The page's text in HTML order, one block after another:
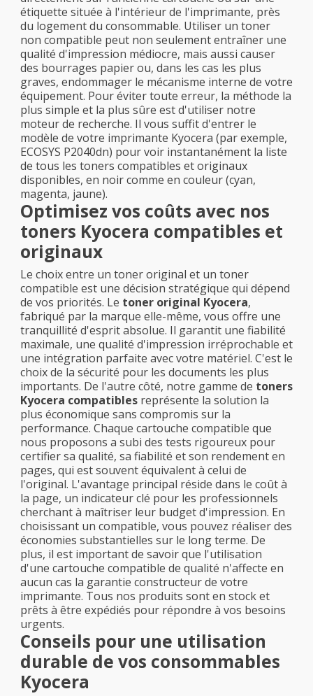
étiquette située à l'intérieur de l'imprimante, près
du logement du consommable. Utiliser un toner
non compatible peut non seulement entraîner une
qualité d'impression médiocre, mais aussi causer
des bourrages papier ou, dans les cas les plus
graves, endommager le mécanisme interne de votre
équipement. Pour éviter toute erreur, la méthode la
plus simple et la plus sûre est d'utiliser notre
moteur de recherche. Il vous suffit d'entrer le
modèle de votre imprimante Kyocera (par exemple,
ECOSYS P2040dn) pour voir instantanément la liste
de tous les toners compatibles et originaux
disponibles, en noir comme en couleur (cyan,
magenta, jaune).
Optimisez vos coûts avec nos
toners Kyocera compatibles et
originaux
Le choix entre un toner original et un toner
compatible est une décision stratégique qui dépend
de vos priorités. Le toner original Kyocera,
fabriqué par la marque elle-même, vous offre une
tranquillité d'esprit absolue. Il garantit une fiabilité
maximale, une qualité d'impression irréprochable et
une intégration parfaite avec votre matériel. C'est le
choix de la sécurité pour les documents les plus
importants. De l'autre côté, notre gamme de toners
Kyocera compatiblesreprésente la solution la
plus économique sans compromis sur la
performance. Chaque cartouche compatible que
nous proposons a subi des tests rigoureux pour
certifier sa qualité, sa fiabilité et son rendement en
pages, qui est souvent équivalent à celui de
l'original. L'avantage principal réside dans le coût à
la page, un indicateur clé pour les professionnels
cherchant à maîtriser leur budget d'impression. En
choisissant un compatible, vous pouvez réaliser des
économies substantielles sur le long terme. De
plus, il est important de savoir que l'utilisation
d'une cartouche compatible de qualité n'affecte en
aucun cas la garantie constructeur de votre
imprimante. Tous nos produits sont en stock et
prêts à être expédiés pour répondre à vos besoins
urgents.
Conseils pour une utilisation
durable de vos consommables
Kyocera